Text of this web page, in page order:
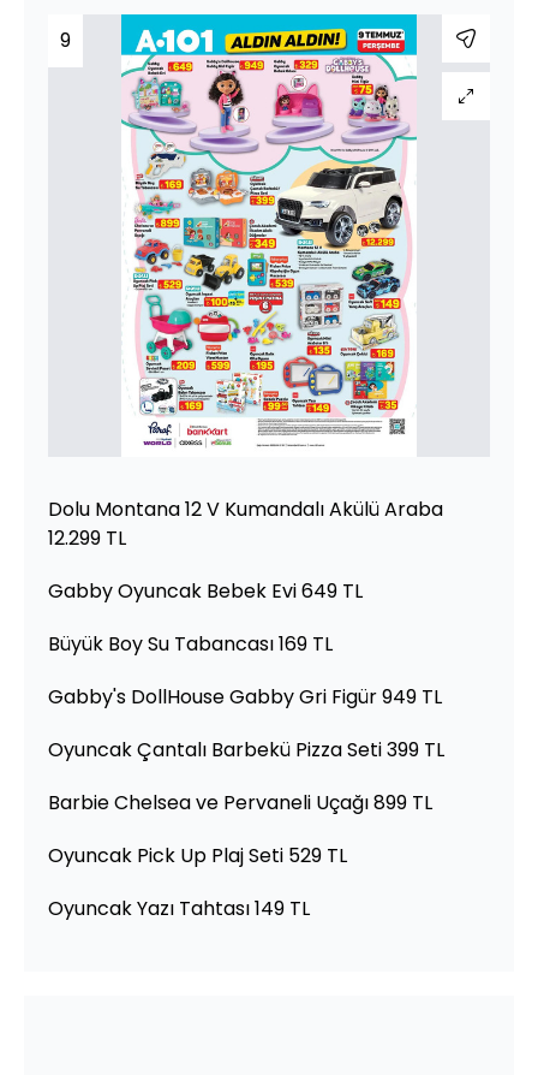
9
Dolu Montana 12 V Kumandalı Akülü Araba
12.299 TL
Gabby Oyuncak Bebek Evi 649 TL
Büyük Boy Su Tabancası 169 TL
Gabby's DollHouse Gabby Gri Figür 949 TL
Oyuncak Çantalı Barbekü Pizza Seti 399 TL
Barbie Chelsea ve Pervaneli Uçağı 899 TL
Oyuncak Pick Up Plaj Seti 529 TL
Oyuncak Yazı Tahtası 149 TL